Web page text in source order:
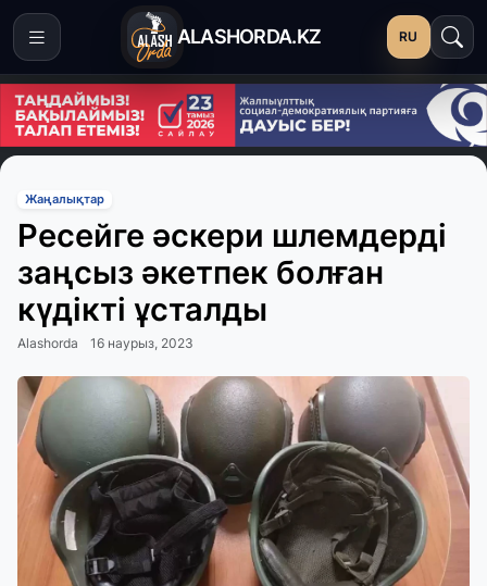
ALASHORDA.KZ RU
Жаңалықтар
Ресейге әскери шлемдерді
заңсыз әкетпек болған
күдікті ұсталды
Alashorda 16 наурыз, 2023